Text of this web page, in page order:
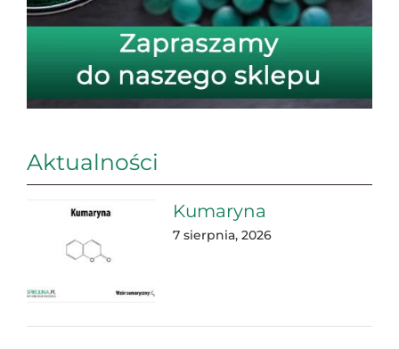
Aktualności
Kumaryna
7 sierpnia, 2026